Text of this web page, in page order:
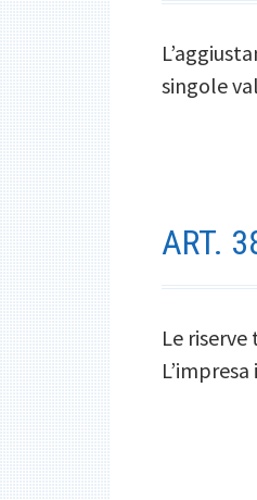
singole
ART.
Le